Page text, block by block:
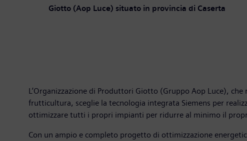
Giotto (Aop Luce) situato in provincia di Caserta
L’Organizzazione di Produttori Giotto (Gruppo Aop Luce),
frutticultura, sceglie la tecnologia integrata Siemens per
ottimizzare tutti i propri impianti per ridurre al minimo il
Con un ampio e completo progetto di ottimizzazione